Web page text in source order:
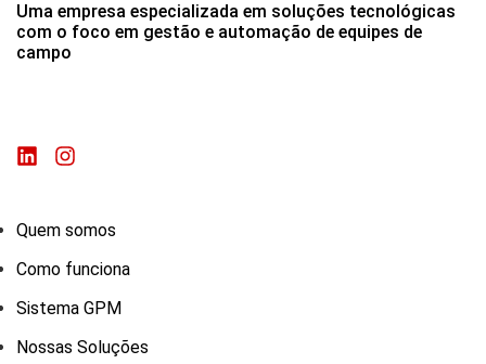
Uma empresa especializada em soluções tecnológicas
com o foco em gestão e automação de equipes de
campo
Quem somos
Como funciona
Sistema GPM
Nossas Soluções